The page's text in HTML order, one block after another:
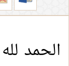
الحمد